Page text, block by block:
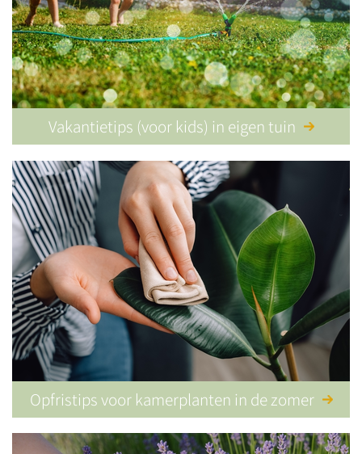
Vakantietips (voor kids) in eigen tuin
Opfristips voor kamerplanten in de zomer